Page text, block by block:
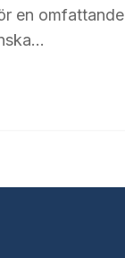
en omfattande